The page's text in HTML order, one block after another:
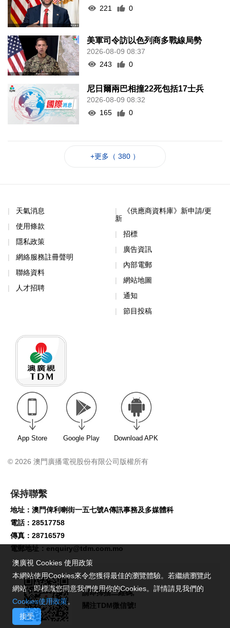
221
0
美軍司令訪以色列商多戰線局勢
2026-08-09 08:37
243
0
尼日爾兩巴相撞22死包括17士兵
2026-08-09 08:32
165
0
+更多（ 380 ）
天氣消息
使用條款
隱私政策
網絡服務註冊聲明
聯絡資料
人才招聘
《供應商資料庫》新申請/更
新
招標
廣告資訊
內部電郵
網站地圖
通知
節目投稿
App Store Google Play Download APK
© 2026 澳門廣播電視股份有限公司版權所有
保持聯繫
地址：澳門俾利喇街一五七號A傳訊事務及多媒體科
電話：28517758
傳真：28716579
電郵地址： enquiry@tdm.com.mo
請即掃描二維碼,
關注TDM微信號!
澳廣視 Cookies 使用政策
本網站使用Cookies來令您獲得最佳的瀏覽體驗。若繼續瀏覽此
網站，即標識您同意我們使用你的Cookies。詳情請見我們的
Cookies使用政策。
接受